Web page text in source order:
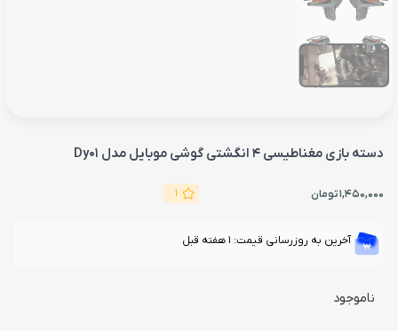
دسته بازی مغناطیسی 4 انگشتی گوشی موبایل مدل Dy01
1,450,000تومان 1
آخرین به روزرسانی قیمت: 1 هفته قبل
ناموجود